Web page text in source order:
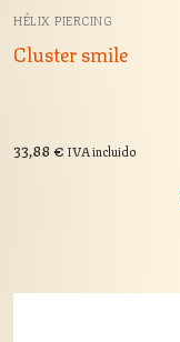
HÉLIX PIERCING
Cluster smile
33,88€ IVA incluido